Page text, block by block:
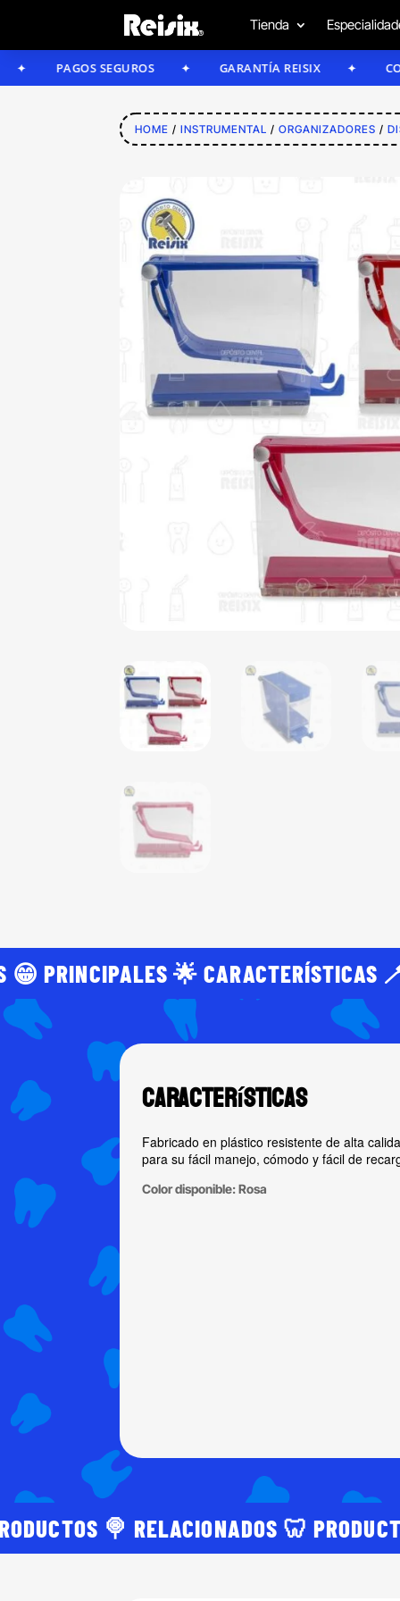
Tienda
PAGOS SEGUROS GARANTÍA REISIX CONFÍA
HOME /INSTRUMENTAL /ORGANIZADORES /
😁 PRINCIPALES 🌟 CARACTERÍSTICAS
Características
Fabricado en plástico resistente de alta
para su fácil manejo, cómodo y fácil de
Color disponible: Rosa
🍭 RELACIONADOS 🦷